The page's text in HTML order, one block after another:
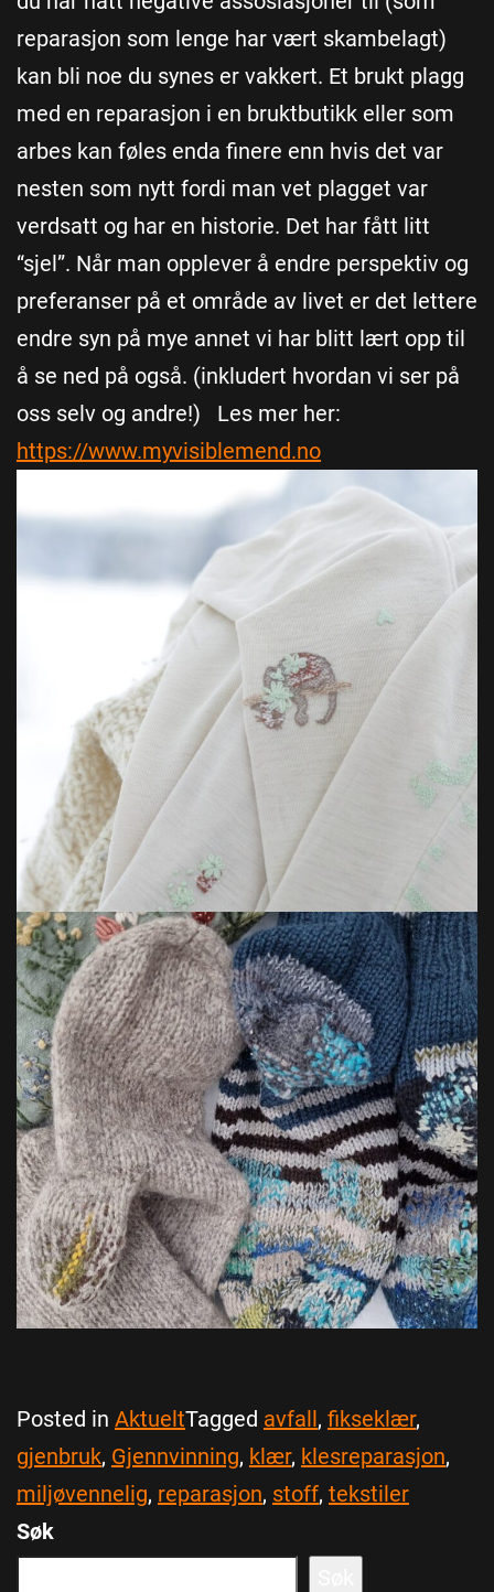
reparasjon som lenge har vært skambelagt)
kan bli noe du synes er vakkert. Et brukt plagg
med en reparasjon i en bruktbutikk eller som
arbes kan føles enda finere enn hvis det var
nesten som nytt fordi man vet plagget var
verdsatt og har en historie. Det har fått litt
“sjel”. Når man opplever å endre perspektiv og
preferanser på et område av livet er det lettere
endre syn på mye annet vi har blitt lært opp til
å se ned på også. (inkludert hvordan vi ser på
oss selv og andre!) Les mer her:
https://www.myvisiblemend.no
Posted in AktueltTagged avfall, fikseklær,
gjenbruk, Gjennvinning, klær, klesreparasjon,
miljøvennelig, reparasjon, stoff, tekstiler
Søk